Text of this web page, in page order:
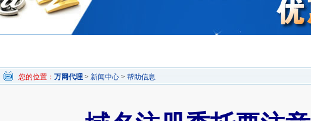
您的位置： 万网代理 > 新闻中心 > 帮助信息